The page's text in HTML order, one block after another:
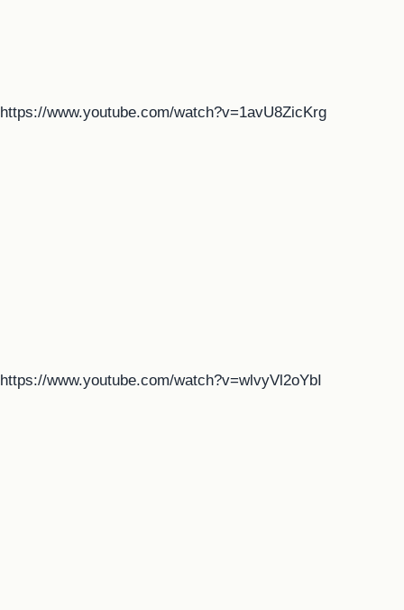
https://www.youtube.com/watch?v=1avU8ZicKrg
https://www.youtube.com/watch?v=wlvyVl2oYbI